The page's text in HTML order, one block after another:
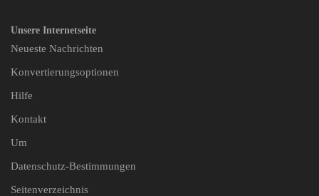
Unsere Internetseite
Neueste Nachrichten
Konvertierungsoptionen
Hilfe
Kontakt
Um
Datenschutz-Bestimmungen
Seitenverzeichnis